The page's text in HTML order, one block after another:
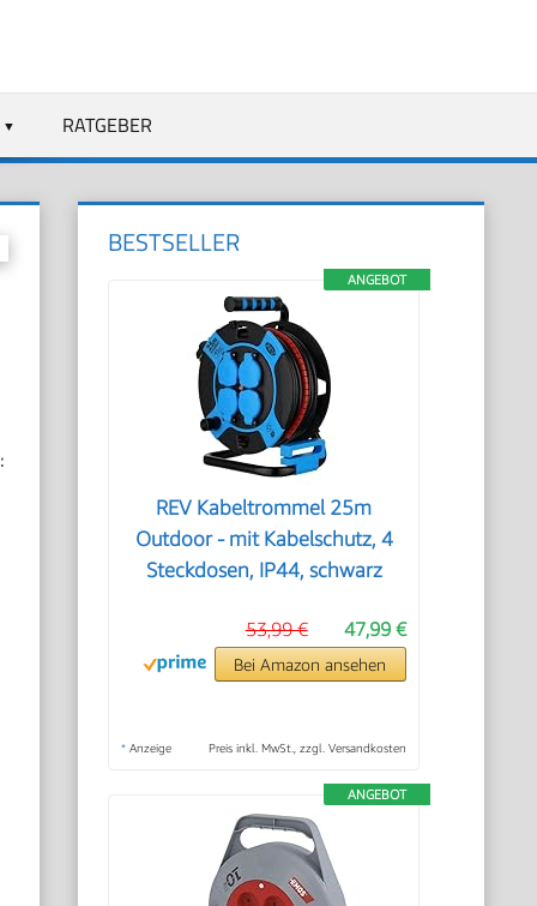
RATGEBER
BESTSELLER
ANGEBOT
REV Kabeltrommel 25m
Outdoor - mit Kabelschutz, 4
Steckdosen, IP44, schwarz
47,99 €
53,99 €
Bei Amazon ansehen
* Anzeige Preis inkl. MwSt., zzgl. Versandkosten
ANGEBOT